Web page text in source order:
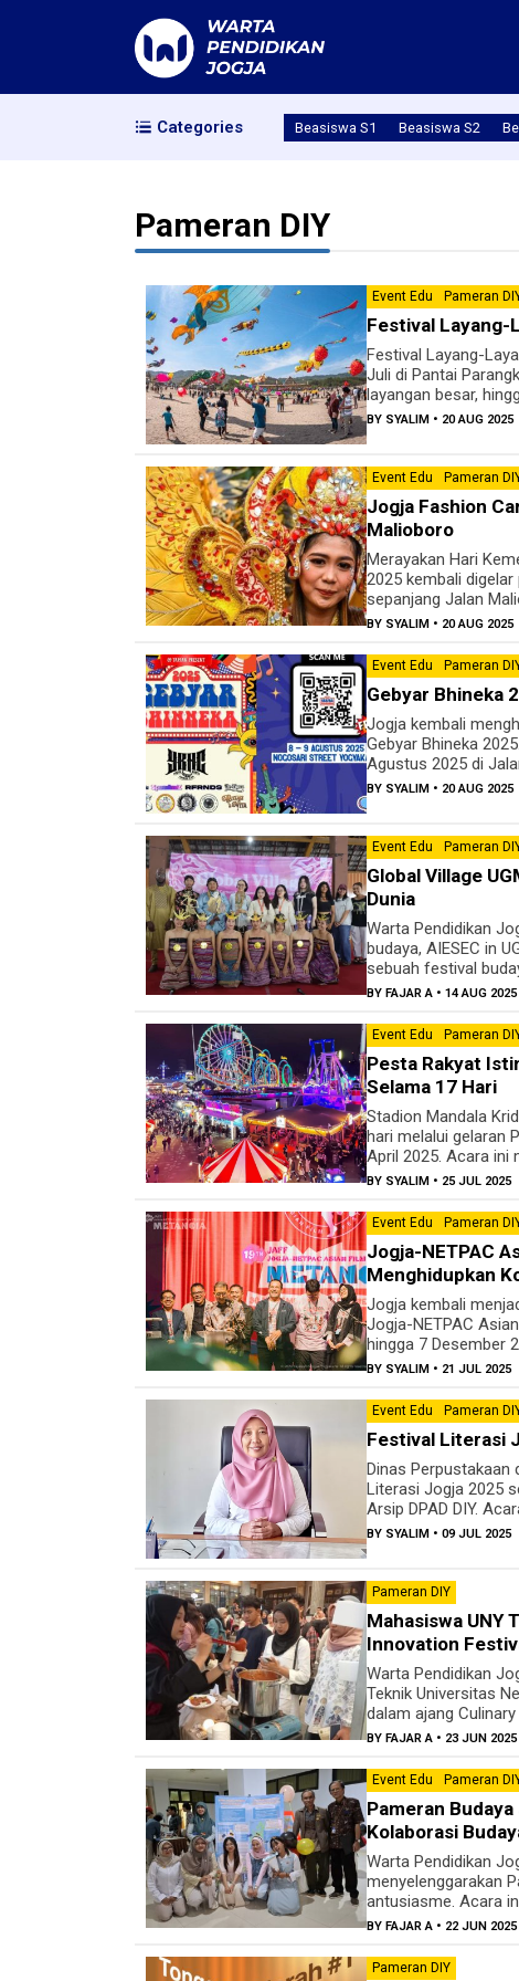
Categories Beasiswa S1 Beasiswa S2
Pameran DIY
Event Edu Pameran
Festival Layang-
Festival Layang-
Juli di Pantai
layangan besar,
BY SYALIM • 20 AUG 2025
Event Edu Pameran
Jogja Fashion
Malioboro
Merayakan Hari
2025 kembali
sepanjang Jalan
BY SYALIM • 20 AUG 2025
Event Edu Pameran
Gebyar Bhineka
Jogja kembali
Gebyar Bhineka
Agustus 2025 di
BY SYALIM • 20 AUG 2025
Event Edu Pameran
Global Village
Dunia
Warta Pendidikan
budaya, AIESEC in
sebuah festival
BY FAJAR A • 14 AUG 2025
Event Edu Pameran
Pesta Rakyat
Selama 17 Hari
Stadion Mandala
hari melalui gelaran
April 2025. Acara ini
BY SYALIM • 25 JUL 2025
Event Edu Pameran
Jogja-NETPAC
Menghidupkan
Jogja kembali
Jogja-NETPAC
hingga 7 Desember
BY SYALIM • 21 JUL 2025
Event Edu Pameran
Festival Literasi
Dinas Perpustakaan
Literasi Jogja 2025
Arsip DPAD DIY.
BY SYALIM • 09 JUL 2025
Pameran DIY
Mahasiswa UNY
Innovation
Warta Pendidikan
Teknik Universitas
dalam ajang
BY FAJAR A • 23 JUN 2025
Event Edu Pameran
Pameran
Kolaborasi
Warta Pendidikan
menyelenggarakan
antusiasme. Acara
BY FAJAR A • 22 JUN 2025
Pameran DIY